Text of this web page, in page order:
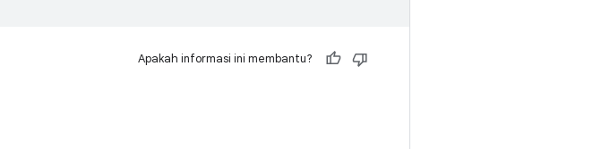
Apakah informasi ini membantu?